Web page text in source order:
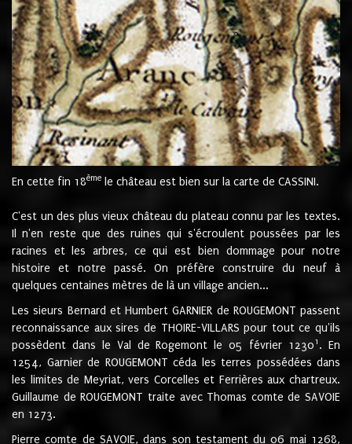
En cette fin 18ème le château est bien sur la carte de CASSINI.
C'est un des plus vieux château du plateau connu par les textes.
Il n'en reste que des ruines qui s'écroulent poussées par les
racines et les arbres, ce qui est bien dommage pour notre
histoire et notre passé. On préfère construire du neuf à
quelques centaines mètres de là un village ancien...
Les sieurs Bernard et Humbert GARNIER de ROUGEMONT passent
reconnaissance aux sires de THOIRE-VILLARS pour tout ce qu'ils
possèdent dans le Val de Rogemont le 05 février 12301 . En
1254, Garnier de ROUGEMONT céda les terres possédées dans
les limites de Meyriat, vers Corcelles et Ferrières aux chartreux.
Guillaume de ROUGEMONT traite avec Thomas comte de SAVOIE
en 1273.
Pierre comte de SAVOIE, dans son testament du 06 mai 1268,